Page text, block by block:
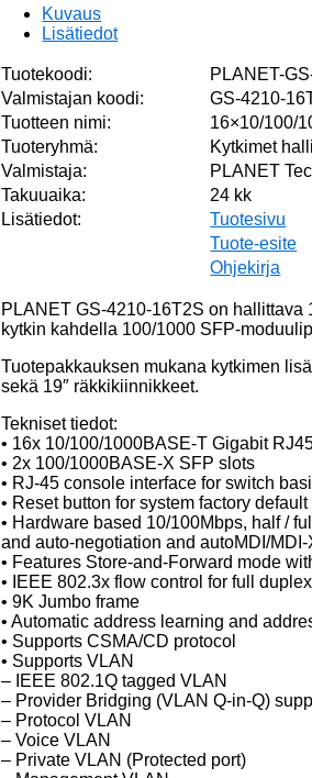
Kuvaus
Lisätiedot
Tuotekoodi:
PLANET-
Valmistajan koodi:
GS-4210-
Tuotteen nimi:
16×10/100/
Tuoteryhmä:
Kytkimet
Valmistaja:
PLANET
Takuuaika:
24 kk
Lisätiedot:
Tuotesivu
Tuote-esite
Ohjekirja
PLANET GS-4210-16T2S on hallittava
kytkin kahdella 100/1000 SFP-
Tuotepakkauksen mukana kytkimen
sekä 19″ räkkikiinnikkeet.
Tekniset tiedot:
• 16x 10/100/1000BASE-T Gigabit
• 2x 100/1000BASE-X SFP slots
• RJ-45 console interface for switch
• Reset button for system factory default
• Hardware based 10/100Mbps, half /
and auto-negotiation and autoMDI/MDI-
• Features Store-and-Forward mode
• IEEE 802.3x flow control for full
• 9K Jumbo frame
• Automatic address learning and
• Supports CSMA/CD protocol
• Supports VLAN
– IEEE 802.1Q tagged VLAN
– Provider Bridging (VLAN Q-in-Q)
– Protocol VLAN
– Voice VLAN
– Private VLAN (Protected port)